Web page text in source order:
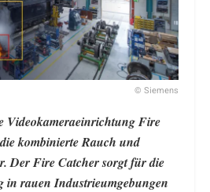
© Siemens
Videokameraeinrichtung Fire
kombinierte Rauch und
Der Fire Catcher sorgt für die
in rauen Industrieumgebungen